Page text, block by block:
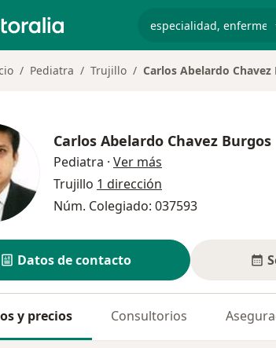
Pediatra Trujillo Carlos Abelardo Chavez
Carlos Abelardo Chavez Burgos
Pediatra · Ver más
Trujillo 1 dirección
Núm. Colegiado: 037593
Datos de contacto
y precios Consultorios